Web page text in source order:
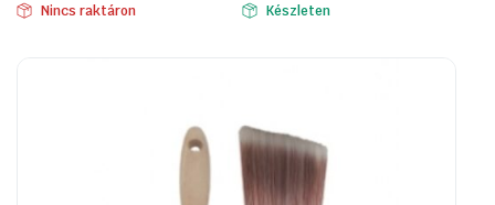
Nincs raktáron Készleten